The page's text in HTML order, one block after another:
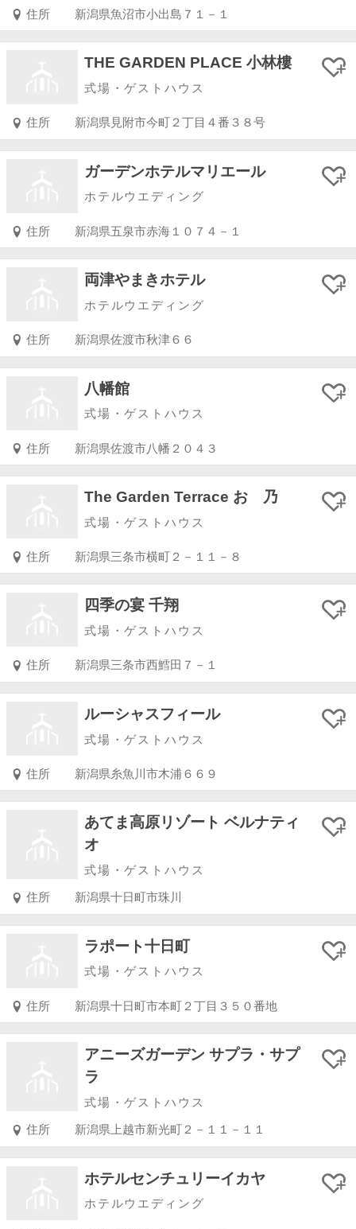
住所 新潟県魚沼市小出島７１－１
THE GARDEN PLACE 小林樓
式場・ゲストハウス
住所 新潟県見附市今町２丁目４番３８号
ガーデンホテルマリエール
ホテルウエディング
住所 新潟県五泉市赤海１０７４－１
両津やまきホテル
ホテルウエディング
住所 新潟県佐渡市秋津６６
八幡館
式場・ゲストハウス
住所 新潟県佐渡市八幡２０４３
The Garden Terrace おゝ乃
式場・ゲストハウス
住所 新潟県三条市横町２－１１－８
四季の宴 千翔
式場・ゲストハウス
住所 新潟県三条市西鱈田７－１
ルーシャスフィール
式場・ゲストハウス
住所 新潟県糸魚川市木浦６６９
あてま高原リゾート ベルナティ
オ
式場・ゲストハウス
住所 新潟県十日町市珠川
ラポート十日町
式場・ゲストハウス
住所 新潟県十日町市本町２丁目３５０番地
アニーズガーデン サプラ・サプ
ラ
式場・ゲストハウス
住所 新潟県上越市新光町２－１１－１１
ホテルセンチュリーイカヤ
ホテルウエディング